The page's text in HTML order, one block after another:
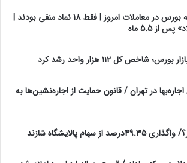
ورود 9 همت پول به بورس در معاملات امروز | فقط 18 نماد منفی بودند |
از 5.5 ماه
شاخص کل ۱۱۲ هزار واحد رشد کرد
درصدی اجاره‌بها در تهران / قانون حمایت از اجاره‌نشین‌ها به
سهام پالایشگاه شازند